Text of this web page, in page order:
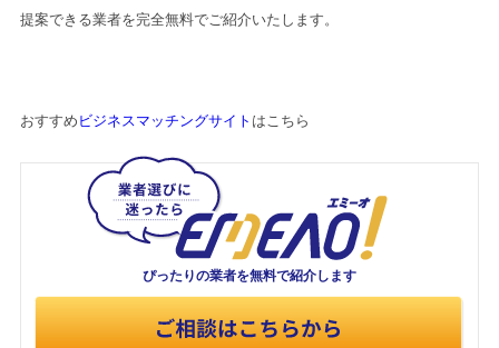
提案できる業者を完全無料でご紹介いたします。
おすすめ ビジネスマッチングサイト はこちら
ぴったりの業者を無料で紹介します